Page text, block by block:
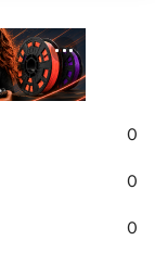
0
0
0